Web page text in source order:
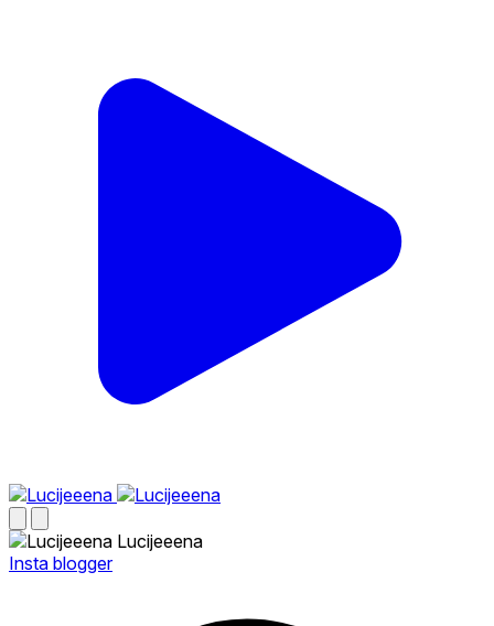
Lucijeeena
Insta blogger